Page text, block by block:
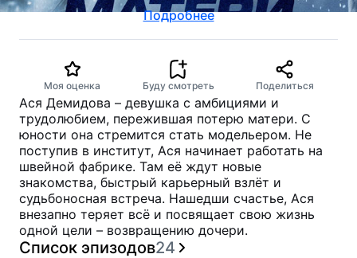
Подробнее
Моя оценка Буду смотреть Поделиться
Ася Демидова – девушка с амбициями и
трудолюбием, пережившая потерю матери. С
юности она стремится стать модельером. Не
поступив в институт, Ася начинает работать на
швейной фабрике. Там её ждут новые
знакомства, быстрый карьерный взлёт и
судьбоносная встреча. Нашедши счастье, Ася
внезапно теряет всё и посвящает свою жизнь
одной цели – возвращению дочери.
Список эпизодов24